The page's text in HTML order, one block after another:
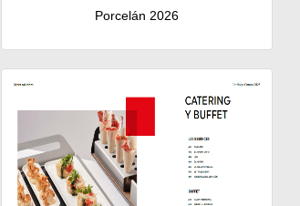
Porcelán 2026